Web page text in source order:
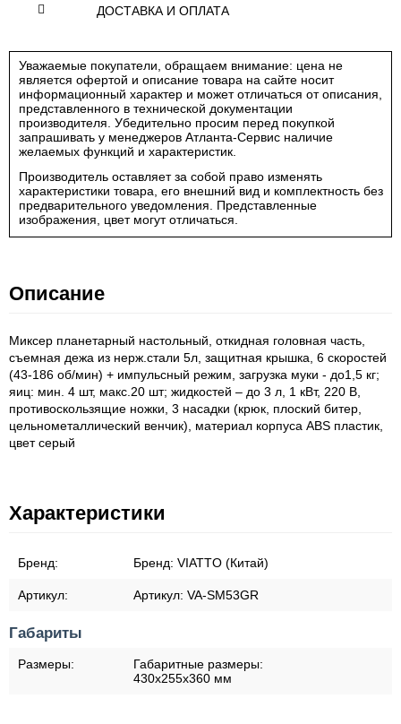
ДОСТАВКА И ОПЛАТА
Уважаемые покупатели, обращаем внимание: цена не
является офертой и описание товара на сайте носит
информационный характер и может отличаться от описания,
представленного в технической документации
производителя. Убедительно просим перед покупкой
запрашивать у менеджеров Атланта-Сервис наличие
желаемых функций и характеристик.
Производитель оставляет за собой право изменять
характеристики товара, его внешний вид и комплектность без
предварительного уведомления. Представленные
изображения, цвет могут отличаться.
Описание
Миксер планетарный настольный, откидная головная часть,
съемная дежа из нерж.стали 5л, защитная крышка, 6 скоростей
(43-186 об/мин) + импульсный режим, загрузка муки - до1,5 кг;
яиц: мин. 4 шт, макс.20 шт; жидкостей – до 3 л, 1 кВт, 220 В,
противоскользящие ножки, 3 насадки (крюк, плоский битер,
цельнометаллический венчик), материал корпуса ABS пластик,
цвет серый
Характеристики
Бренд: Бренд: VIATTO (Китай)
Артикул: Артикул: VA-SM53GR
Габариты
Размеры:
Габаритные размеры:
430x255x360 мм